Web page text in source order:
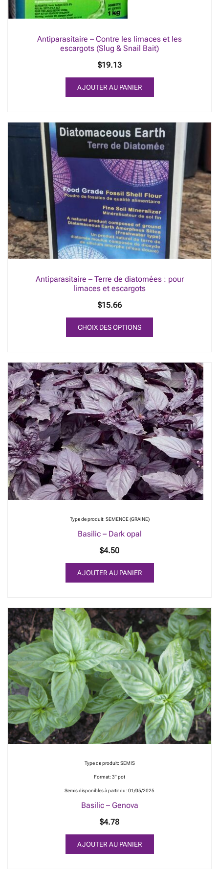
page
produitAntiparasitaire – Contre les limaces et les
escargots (Slug & Snail Bait)
$19.13
AJOUTER AU PANIER
Antiparasitaire – Terre de diatomées : pour
limaces et escargots
$15.66
CHOIX DES OPTIONS
a
plusieurs
variations.
Les
options
peuvent
être
choisies
sur
la
page
Type de produit: SEMENCE (GRAINE)
Basilic – Dark opal
$4.50
AJOUTER AU PANIER
Type de produit: SEMIS
Format: 3" pot
Semis disponibles à partir du: 01/05/2025
Basilic – Genova
$4.78
AJOUTER AU PANIER